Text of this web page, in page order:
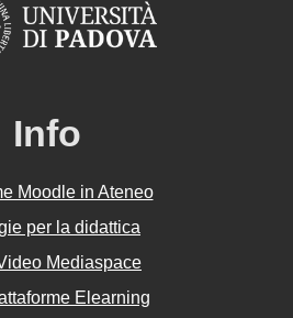
Info
Moodle in Ateneo
per la didattica
Mediaspace
Elearning